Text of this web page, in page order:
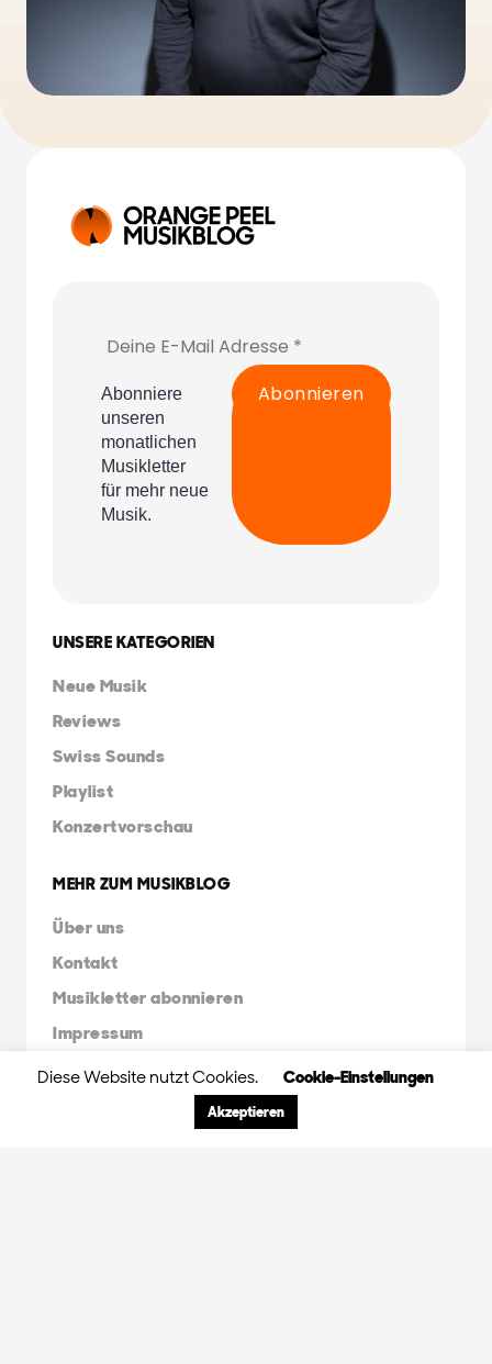
UNSERE KATEGORIEN
Neue Musik
Reviews
Swiss Sounds
Playlist
Konzertvorschau
MEHR ZUM MUSIKBLOG
Über uns
Kontakt
Musikletter abonnieren
Impressum
FRIENDS & FAMILY
Orange Peel Agency
Radio X Mainstream
Diese Website nutzt Cookies. Cookie-Einstellungen
Akzeptieren